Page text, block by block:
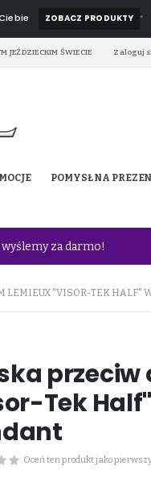
ZOBACZ PRODUKTY *
JEŹDZIECKIM ŚWIECIE Zaloguj
POMYSŁ NA
wyślemy za darmo!
LEMIEUX "VISOR-TEK HALF"
przeciw
Tek
Oceń ten produkt jako